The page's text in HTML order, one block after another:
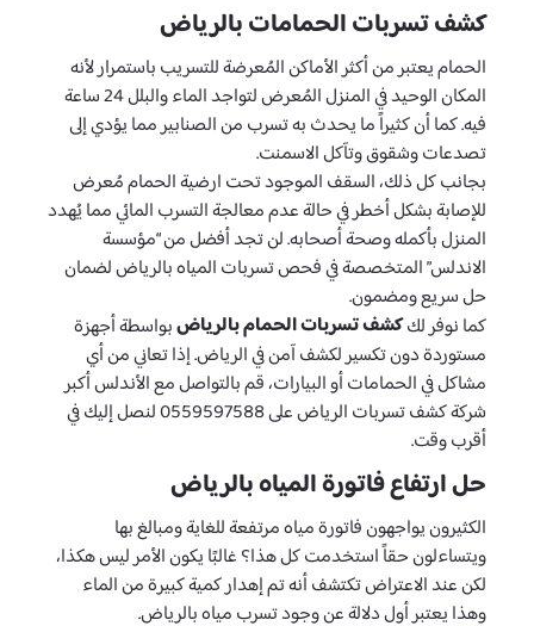
كشف تسربات الحمامات بالرياض
الحمام يعتبر من أكثر الأماكن المُعرضة للتسريب باستمرار لأنه
المكان الوحيد في المنزل المُعرض لتواجد الماء والبلل 24 ساعة
فيه. كما أن كثيراً ما يحدث به تسرب من الصنابير مما يؤدي إلى
تصدعات وشقوق وتآكل الاسمنت.
بجانب كل ذلك، السقف الموجود تحت ارضية الحمام مُعرض
للإصابة بشكل أخطر في حالة عدم معالجة التسرب المائي مما يُهدد
المنزل بأكمله وصحة أصحابه. لن تجد أفضل من “مؤسسة
الاندلس” المتخصصة في فحص تسربات المياه بالرياض لضمان
حل سريع ومضمون.
كما نوفر لككشف تسربات الحمام بالرياضبواسطة أجهزة
مستوردة دون تكسير لكشف آمن في الرياض. إذا تعاني من أي
مشاكل في الحمامات أو البيارات، قم بالتواصل مع الأندلس أكبر
شركة كشف تسربات الرياض على 0559597588 لنصل إليك في
أقرب وقت.
حل ارتفاع فاتورة المياه بالرياض
الكثيرون يواجهون فاتورة مياه مرتفعة للغاية ومبالغ بها
ويتساءلون حقاً استخدمت كل هذا؟ غالبًا يكون الأمر ليس هكذا،
لكن عند الاعتراض تكتشف أنه تم إهدار كمية كبيرة من الماء
وهذا يعتبر أول دلالة عن وجود تسرب مياه بالرياض.